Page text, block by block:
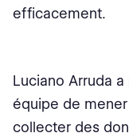
efficacement.
Luciano Arruda
équipe de
collecter des